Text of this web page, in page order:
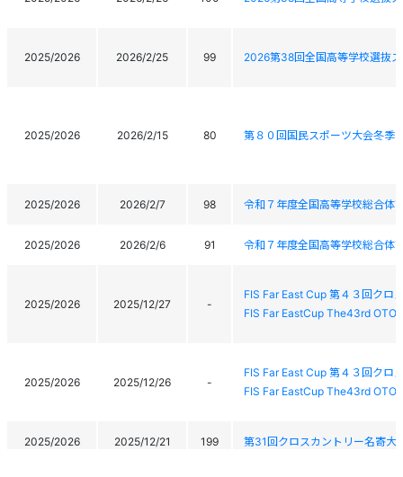
2025/2026 2026/2/25 99 2026第38回全国高等学校選抜
2025/2026 2026/2/15 80 第８０回国民スポーツ大会冬季
2025/2026 2026/2/7 98 令和７年度全国高等学校総合体
2025/2026 2026/2/6 91 令和７年度全国高等学校総合体
2025/2026 2025/12/27 -
FIS Far East Cup 第４３回クロ
FIS Far EastCup The43rd
2025/2026 2025/12/26 -
FIS Far East Cup 第４３回クロ
FIS Far EastCup The43rd
2025/2026 2025/12/21 199 第31回クロスカントリー名寄大